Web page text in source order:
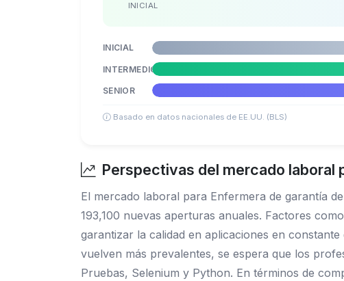
INICIAL
INICIAL
INTERMEDIO
SENIOR
Basado en datos nacionales de EE.UU. (BLS)
Perspectivas del mercado laboral
El mercado laboral para Enfermera de garantía
193,100 nuevas aperturas anuales. Factores
garantizar la calidad en aplicaciones en
vuelven más prevalentes, se espera que los
Pruebas, Selenium y Python. En términos de